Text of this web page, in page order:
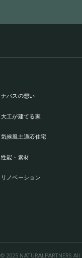
ナパスの想い
大工が建てる家
気候風土適応住宅
性能・素材
リノベーション
© 2025 NATURALPARTNERS